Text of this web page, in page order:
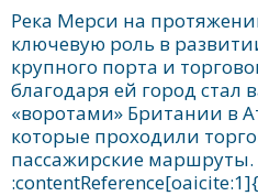
Река Мерси на
ключевую роль в
крупного порта и
благодаря ей город
«воротами» Британии в
которые проходили
пассажирские маршруты.